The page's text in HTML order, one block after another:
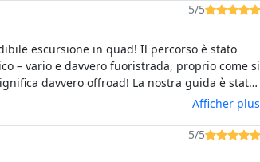
5/5
escursione in quad! Il percorso è stato
– vario e davvero fuoristrada, proprio come si
davvero offroad! La nostra guida è stata
fino ad ora.Grazie per questa splendida
dalla Germania!
Afficher plus
5/5